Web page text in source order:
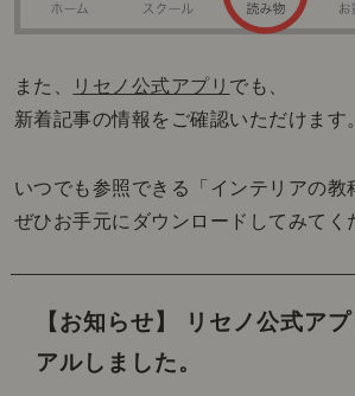
また、 リセノ公式アプリ でも、
新着記事の情報をご確認いただけます
いつでも参照できる「インテリアの教
ぜひお手元にダウンロードしてみてく
【お知らせ】 リセノ公式ア
アルしました。